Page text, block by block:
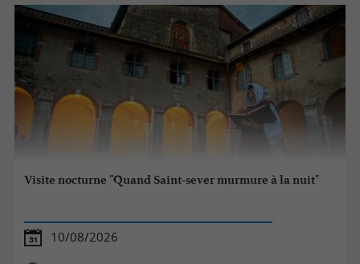
Visite nocturne "Quand Saint-sever murmure à la nuit"
10/08/2026